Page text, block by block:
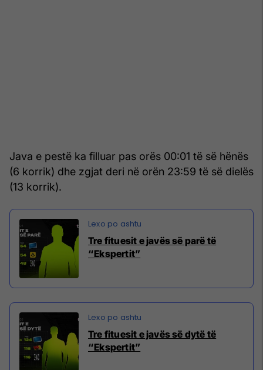
Java e pestë ka filluar pas orës 00:01 të së hënës
(6 korrik) dhe zgjat deri në orën 23:59 të së dielës
(13 korrik).
Tre fituesit e javës së parë të
“Ekspertit”
Tre fituesit e javës së dytë të
“Ekspertit”